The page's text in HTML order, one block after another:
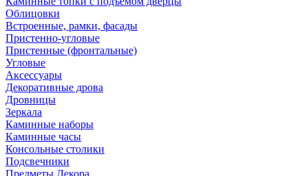
Облицовки
Встроенные, рамки, фасады
Пристенно-угловые
Пристенные (фронтальные)
Угловые
Аксессуары
Декоративные дрова
Дровницы
Зеркала
Каминные наборы
Каминные часы
Консольные столики
Подсвечники
Предметы Декора